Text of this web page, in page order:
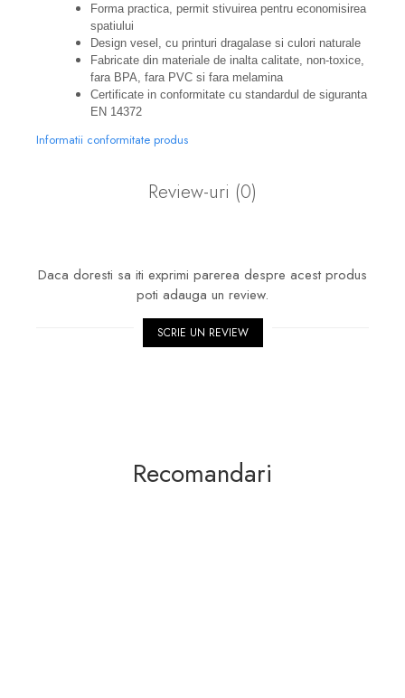
Forma practica, permit stivuirea pentru economisirea
spatiului
Design vesel, cu printuri dragalase si culori naturale
Fabricate din materiale de inalta calitate, non-toxice,
fara BPA, fara PVC si fara melamina
Certificate in conformitate cu standardul de siguranta
EN 14372
Informatii conformitate produs
Review-uri (0)
Daca doresti sa iti exprimi parerea despre acest produs
poti adauga un review.
SCRIE UN REVIEW
Recomandari